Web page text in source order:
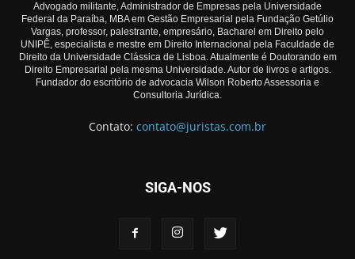
Advogado militante, Administrador de Empresas pela Universidade
Federal da Paraíba, MBA em Gestão Empresarial pela Fundação Getúlio
Vargas, professor, palestrante, empresário, Bacharel em Direito pelo
UNIPÊ, especialista e mestre em Direito Internacional pela Faculdade de
Direito da Universidade Clássica de Lisboa. Atualmente é Doutorando em
Direito Empresarial pela mesma Universidade. Autor de livros e artigos.
Fundador do escritório de advocacia Wilson Roberto Assessoria e
Consultoria Jurídica.
Contato: contato@juristas.com.br
SIGA-NOS